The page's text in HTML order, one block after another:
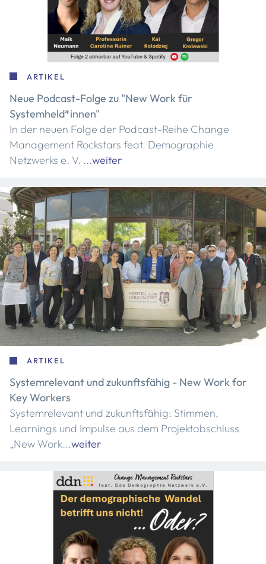
ARTIKEL
Neue Podcast-Folge zu "New Work für
Systemheld*innen"
In der neuen Folge der Podcast-Reihe Change
Management Rockstars feat. Demographie
Netzwerks e. V. ...weiter
ARTIKEL
Systemrelevant und zukunftsfähig - New Work for
Key Workers
Systemrelevant und zukunftsfähig: Stimmen,
Learnings und Impulse aus dem Projektabschluss
„New Work...weiter